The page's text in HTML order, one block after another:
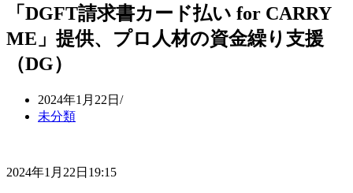
「DGFT請求書カード払い for CARRY
ME」提供、プロ人材の資金繰り支援
（DG）
2024年1月22日
未分類
2024年1月22日19:15